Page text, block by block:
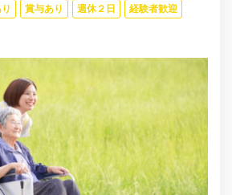
賞与あり 週休２日 経験者歓迎